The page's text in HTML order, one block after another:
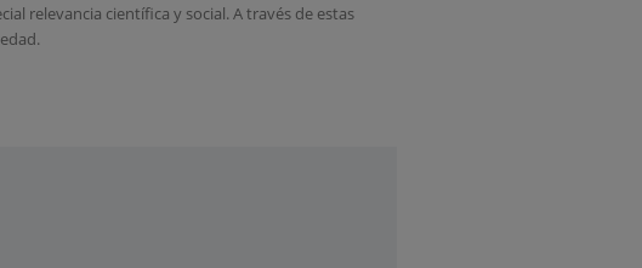
relevancia científica y social. A través de estas